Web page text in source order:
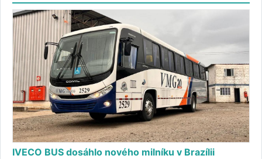
IVECO BUS dosáhlo nového milníku v Brazílii